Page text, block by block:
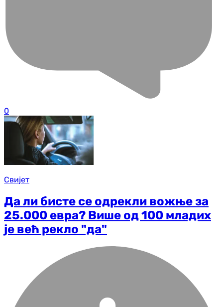
0
Свијет
Да ли бисте се одрекли вожње за
25.000 евра? Више од 100 младих
је већ рекло "да"